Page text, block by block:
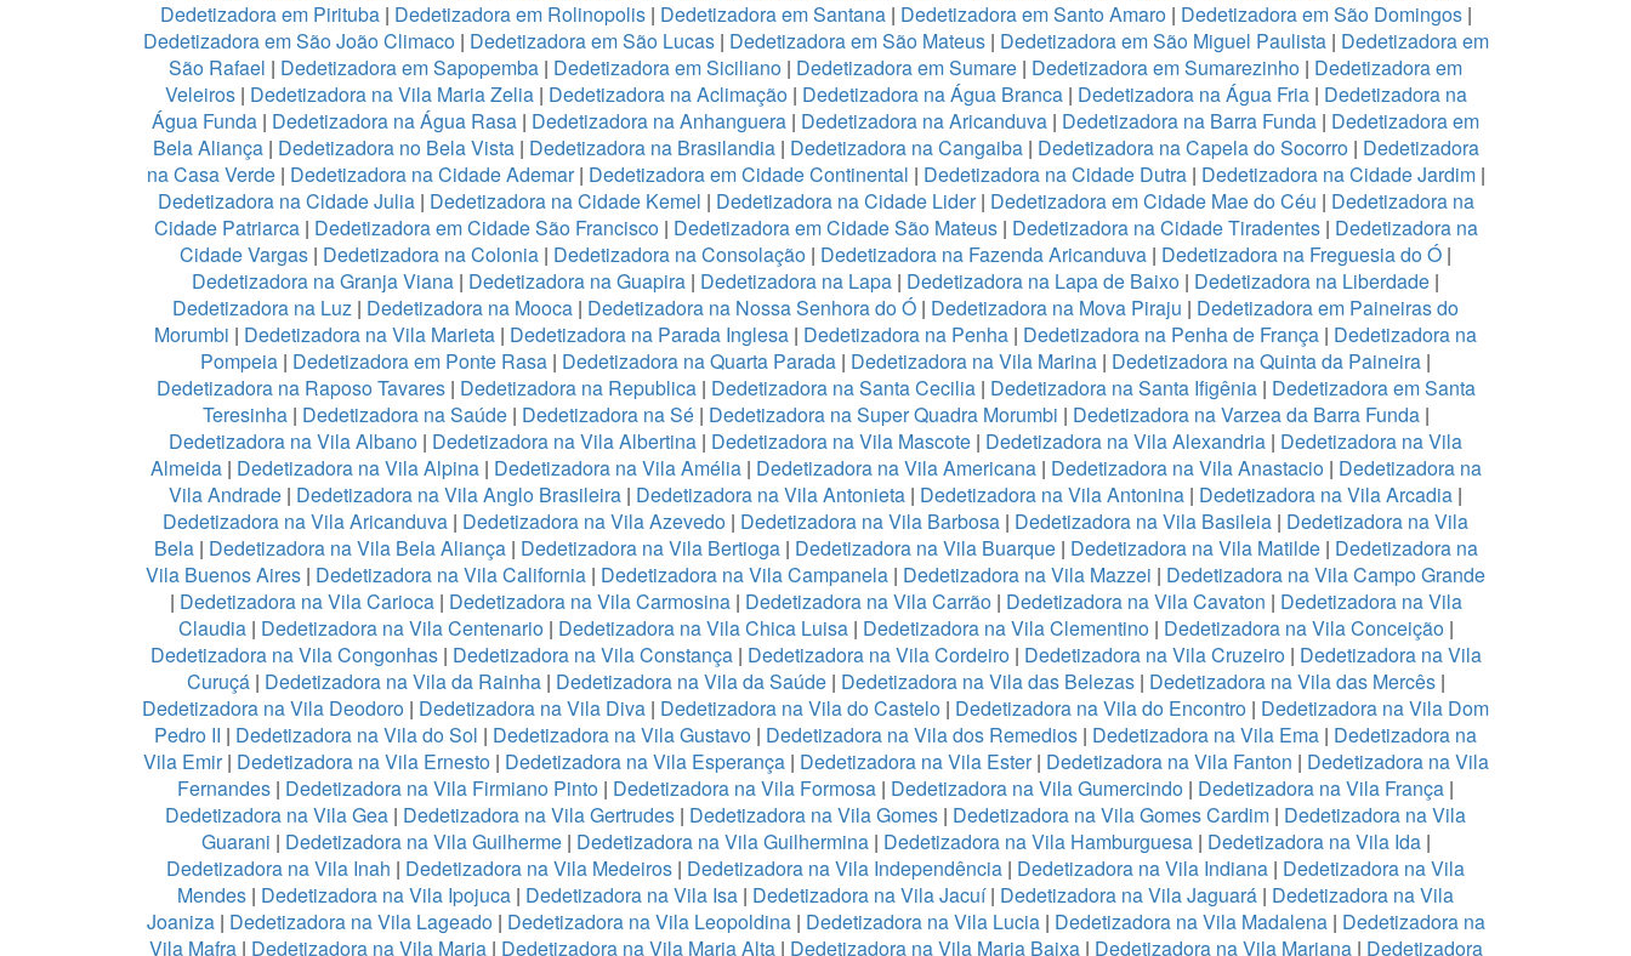
Dedetizadora em Pirituba| Dedetizadora em Rolinopolis| Dedetizadora em Santana| Dedetizadora em Santo Amaro| Dedetizadora em São Domingos|
Dedetizadora em São João Climaco| Dedetizadora em São Lucas| Dedetizadora em São Mateus | Dedetizadora em São Miguel Paulista| Dedetizadora em
São Rafael | Dedetizadora em Sapopemba | Dedetizadora em Siciliano | Dedetizadora em Sumare | Dedetizadora em Sumarezinho | Dedetizadora em
Veleiros| Dedetizadora na Vila Maria Zelia| Dedetizadora na Aclimação| Dedetizadora na Água Branca| Dedetizadora na Água Fria| Dedetizadora na
Água Funda | Dedetizadora na Água Rasa | Dedetizadora na Anhanguera | Dedetizadora na Aricanduva | Dedetizadora na Barra Funda | Dedetizadora em
Bela Aliança | Dedetizadora no Bela Vista| Dedetizadora na Brasilandia| Dedetizadora na Cangaiba| Dedetizadora na Capela do Socorro | Dedetizadora
na Casa Verde| Dedetizadora na Cidade Ademar| Dedetizadora em Cidade Continental | Dedetizadora na Cidade Dutra | Dedetizadora na Cidade Jardim|
Dedetizadora na Cidade Julia | Dedetizadora na Cidade Kemel | Dedetizadora na Cidade Lider| Dedetizadora em Cidade Mae do Céu | Dedetizadora na
Cidade Patriarca| Dedetizadora em Cidade São Francisco | Dedetizadora em Cidade São Mateus| Dedetizadora na Cidade Tiradentes| Dedetizadora na
Cidade Vargas | Dedetizadora na Colonia | Dedetizadora na Consolação | Dedetizadora na Fazenda Aricanduva | Dedetizadora na Freguesia do Ó |
Dedetizadora na Granja Viana | Dedetizadora na Guapira | Dedetizadora na Lapa | Dedetizadora na Lapa de Baixo | Dedetizadora na Liberdade |
Dedetizadora na Luz | Dedetizadora na Mooca | Dedetizadora na Nossa Senhora do Ó | Dedetizadora na Mova Piraju | Dedetizadora em Paineiras do
Morumbi | Dedetizadora na Vila Marieta | Dedetizadora na Parada Inglesa | Dedetizadora na Penha | Dedetizadora na Penha de França | Dedetizadora na
Pompeia | Dedetizadora em Ponte Rasa | Dedetizadora na Quarta Parada | Dedetizadora na Vila Marina | Dedetizadora na Quinta da Paineira |
Dedetizadora na Raposo Tavares| Dedetizadora na Republica| Dedetizadora na Santa Cecilia| Dedetizadora na Santa Ifigênia | Dedetizadora em Santa
Teresinha| Dedetizadora na Saúde| Dedetizadora na Sé| Dedetizadora na Super Quadra Morumbi | Dedetizadora na Varzea da Barra Funda|
Dedetizadora na Vila Albano | Dedetizadora na Vila Albertina | Dedetizadora na Vila Mascote | Dedetizadora na Vila Alexandria | Dedetizadora na Vila
Almeida | Dedetizadora na Vila Alpina | Dedetizadora na Vila Amélia | Dedetizadora na Vila Americana| Dedetizadora na Vila Anastacio| Dedetizadora na
Vila Andrade | Dedetizadora na Vila Anglo Brasileira | Dedetizadora na Vila Antonieta | Dedetizadora na Vila Antonina | Dedetizadora na Vila Arcadia |
Dedetizadora na Vila Aricanduva | Dedetizadora na Vila Azevedo | Dedetizadora na Vila Barbosa | Dedetizadora na Vila Basileia | Dedetizadora na Vila
Bela| Dedetizadora na Vila Bela Aliança| Dedetizadora na Vila Bertioga| Dedetizadora na Vila Buarque| Dedetizadora na Vila Matilde| Dedetizadora na
Vila Buenos Aires | Dedetizadora na Vila California | Dedetizadora na Vila Campanela | Dedetizadora na Vila Mazzei | Dedetizadora na Vila Campo Grande
| Dedetizadora na Vila Carioca| Dedetizadora na Vila Carmosina| Dedetizadora na Vila Carrão| Dedetizadora na Vila Cavaton | Dedetizadora na Vila
Claudia| Dedetizadora na Vila Centenario| Dedetizadora na Vila Chica Luisa | Dedetizadora na Vila Clementino| Dedetizadora na Vila Conceição|
Dedetizadora na Vila Congonhas| Dedetizadora na Vila Constança| Dedetizadora na Vila Cordeiro| Dedetizadora na Vila Cruzeiro | Dedetizadora na Vila
Curuçá | Dedetizadora na Vila da Rainha | Dedetizadora na Vila da Saúde| Dedetizadora na Vila das Belezas| Dedetizadora na Vila das Mercês|
Dedetizadora na Vila Deodoro | Dedetizadora na Vila Diva | Dedetizadora na Vila do Castelo | Dedetizadora na Vila do Encontro | Dedetizadora na Vila Dom
Pedro II | Dedetizadora na Vila do Sol | Dedetizadora na Vila Gustavo | Dedetizadora na Vila dos Remedios | Dedetizadora na Vila Ema | Dedetizadora na
Vila Emir| Dedetizadora na Vila Ernesto| Dedetizadora na Vila Esperança| Dedetizadora na Vila Ester| Dedetizadora na Vila Fanton | Dedetizadora na Vila
Fernandes | Dedetizadora na Vila Firmiano Pinto | Dedetizadora na Vila Formosa | Dedetizadora na Vila Gumercindo | Dedetizadora na Vila França |
Dedetizadora na Vila Gea | Dedetizadora na Vila Gertrudes | Dedetizadora na Vila Gomes | Dedetizadora na Vila Gomes Cardim | Dedetizadora na Vila
Guarani | Dedetizadora na Vila Guilherme| Dedetizadora na Vila Guilhermina| Dedetizadora na Vila Hamburguesa| Dedetizadora na Vila Ida|
Dedetizadora na Vila Inah | Dedetizadora na Vila Medeiros | Dedetizadora na Vila Independência | Dedetizadora na Vila Indiana | Dedetizadora na Vila
Mendes | Dedetizadora na Vila Ipojuca | Dedetizadora na Vila Isa | Dedetizadora na Vila Jacuí| Dedetizadora na Vila Jaguará | Dedetizadora na Vila
Joaniza| Dedetizadora na Vila Lageado| Dedetizadora na Vila Leopoldina| Dedetizadora na Vila Lucia| Dedetizadora na Vila Madalena| Dedetizadora na
Vila Mafra | Dedetizadora na Vila Maria| Dedetizadora na Vila Maria Alta| Dedetizadora na Vila Maria Baixa| Dedetizadora na Vila Mariana| Dedetizadora